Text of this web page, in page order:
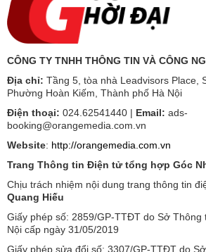
CÔNG TY TNHH THÔNG TIN VÀ CÔNG
Địa chỉ: Tầng 5, tòa nhà Leadvisors Place,
Phường Hoàn Kiếm, Thành phố Hà Nội
Điện thoại: 024.62541440 | Email: ads-
booking@orangemedia.com.vn
Website: http://orangemedia.com.vn
Trang Thông tin Điện tử tổng hợp Góc
Chịu trách nhiệm nội dung trang thông tin
Quang Hiếu
Giấy phép số: 2859/GP-TTĐT do Sở Thông
Nội cấp ngày 31/05/2019
Giấy phép sửa đổi số: 3307/GP-TTĐT do